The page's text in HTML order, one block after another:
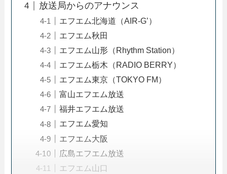
放送局からのアナウンス
エフエム北海道（AIR-G’）
エフエム秋田
エフエム山形（Rhythm Station）
エフエム栃木（RADIO BERRY）
エフエム東京（TOKYO FM）
富山エフエム放送
福井エフエム放送
エフエム愛知
エフエム大阪
広島エフエム放送
エフエム山口